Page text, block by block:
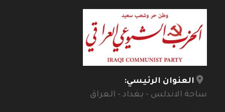
العنوان الرئيسي:
ساحة الاندلس - بغداد - العراق